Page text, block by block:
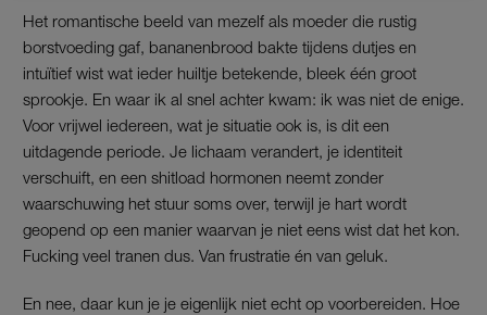
Het romantische beeld van mezelf als moeder die rustig
borstvoeding gaf, bananenbrood bakte tijdens dutjes en
intuïtief wist wat ieder huiltje betekende, bleek één groot
sprookje. En waar ik al snel achter kwam: ik was niet de enige.
Voor vrijwel iedereen, wat je situatie ook is, is dit een
uitdagende periode. Je lichaam verandert, je identiteit
verschuift, en een shitload hormonen neemt zonder
waarschuwing het stuur soms over, terwijl je hart wordt
geopend op een manier waarvan je niet eens wist dat het kon.
Fucking veel tranen dus. Van frustratie én van geluk.
En nee, daar kun je je eigenlijk niet echt op voorbereiden. Hoe